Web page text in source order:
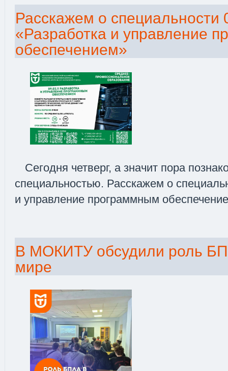
Расскажем о специальности
«Разработка и управление
обеспечением»
Сегодня четверг, а значит пора
специальностью. Расскажем о
и управление программным
В МОКИТУ обсудили роль
мире